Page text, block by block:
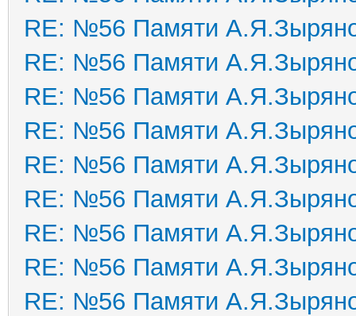
RE: №56 Памяти
RE: №56 Памяти
RE: №56 Памяти
RE: №56 Памяти
RE: №56 Памяти
RE: №56 Памяти
RE: №56 Памяти
RE: №56 Памяти
RE: №56 Памяти